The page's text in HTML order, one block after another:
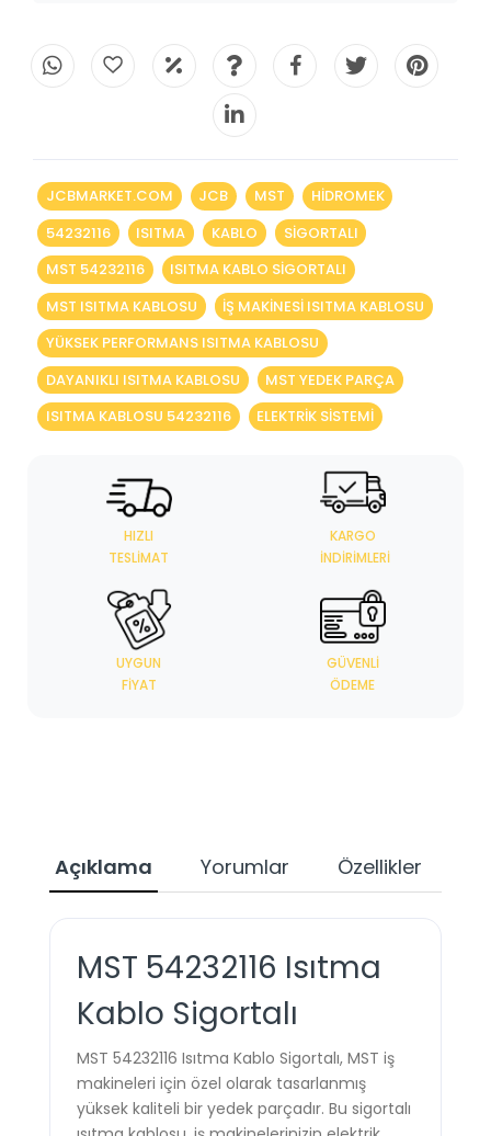
JCBMARKET.COM JCB MST
HIDROMEK
54232116
ISITMA KABLO
SIGORTALI
MST 54232116
ISITMA KABLO SIGORTALI
MST ISITMA KABLOSU
IŞ MAKINESI ISITMA KABLOSU
YÜKSEK PERFORMANS ISITMA KABLOSU
DAYANIKLI ISITMA KABLOSU
MST YEDEK PARÇA
ISITMA KABLOSU 54232116
ELEKTRIK SISTEMI
HIZLI
TESLIMAT
KARGO
İNDIRIMLERI
UYGUN
FIYAT
GÜVENLI
ÖDEME
Açıklama Yorumlar Özellikler
MST 54232116 Isıtma
Kablo Sigortalı
MST 54232116 Isıtma Kablo Sigortalı, MST iş
makineleri için özel olarak tasarlanmış
yüksek kaliteli bir yedek parçadır. Bu sigortalı